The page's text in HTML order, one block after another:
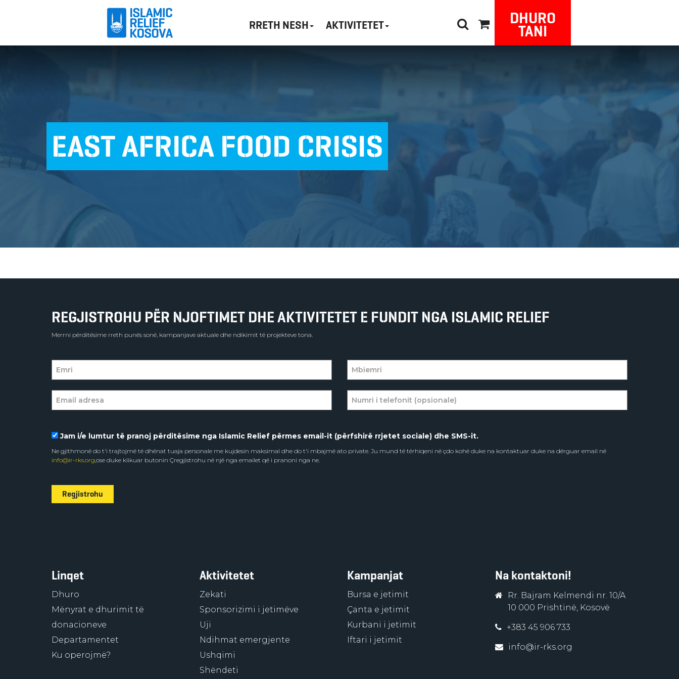
RRETH NESH AKTIVITETET DHURO
TANI
EAST AFRICA FOOD CRISIS
REGJISTROHU PËR NJOFTIMET DHE AKTIVITETET E FUNDIT NGA ISLAMIC RELIEF
Merrni përditësime rreth punës sonë, kampanjave aktuale dhe ndikimit të projekteve tona.
Jam i/e lumtur të pranoj përditësime nga Islamic Relief përmes email-it (përfshirë rrjetet sociale) dhe SMS-it.
Ne gjithmonë do t'i trajtojmë të dhënat tuaja personale me kujdesin maksimal dhe do t'i mbajmë ato private. Ju mund të tërhiqeni në çdo kohë duke na kontaktuar duke na dërguar email në
info@ir-rks.org,ose duke klikuar butonin Çregjistrohu në një nga emailet që i pranoni nga ne.
Regjistrohu
Linqet
Dhuro
Mënyrat e dhurimit të
donacioneve
Departamentet
Ku operojmë?
Aktivitetet
Zekati
Sponsorizimi i jetimëve
Uji
Ndihmat emergjente
Ushqimi
Shëndeti
Kampanjat
Bursa e jetimit
Çanta e jetimit
Kurbani i jetimit
Iftari i jetimit
Na kontaktoni!
Rr. Bajram Kelmendi nr. 10/A
10 000 Prishtinë, Kosovë
+383 45 906 733
info@ir-rks.org